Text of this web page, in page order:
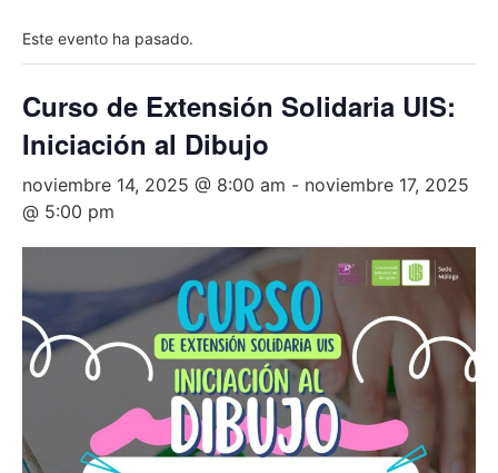
Este evento ha pasado.
Curso de Extensión Solidaria UIS:
Iniciación al Dibujo
noviembre 14, 2025 @ 8:00 am - noviembre 17, 2025
@ 5:00 pm